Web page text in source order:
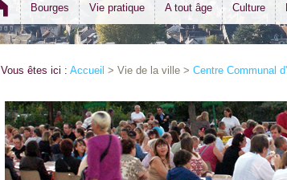
Bourges Vie pratique A tout âge Culture
Vous êtes ici : Accueil > Vie de la ville > Centre Communal